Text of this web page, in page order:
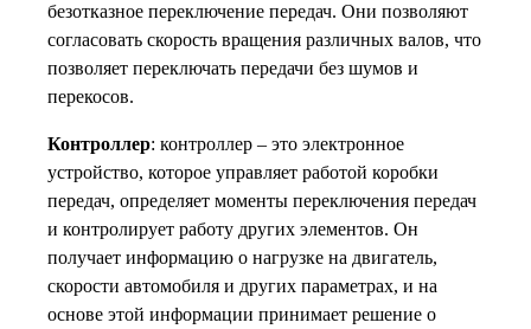
безотказное переключение передач. Они позволяют
согласовать скорость вращения различных валов, что
позволяет переключать передачи без шумов и
перекосов.
Контроллер: контроллер – это электронное
устройство, которое управляет работой коробки
передач, определяет моменты переключения передач
и контролирует работу других элементов. Он
получает информацию о нагрузке на двигатель,
скорости автомобиля и других параметрах, и на
основе этой информации принимает решение о